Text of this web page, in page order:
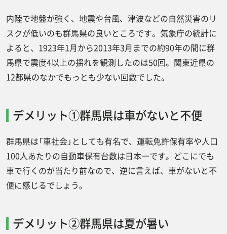
内陸で地盤が強く、地震や台風、津波などの自然災害のリ
スクが低いのも群馬県の良いところです。気象庁の統計に
よると、1923年1月から2013年3月までの約90年の間に群
馬県で震度4以上の揺れを観測したのは50回。関東近県の
12都県のなかでもっとも少ない回数でした。
デメリット①群馬県は車がないと不便
群馬県は「車社会」としても有名で、運転免許保有率や人口
100人あたりの自動車保有台数は日本一です。どこにでも
車で行くのが当たり前なので、逆に言えば、車がないと不
便に感じるでしょう。
デメリット②群馬県は夏が暑い